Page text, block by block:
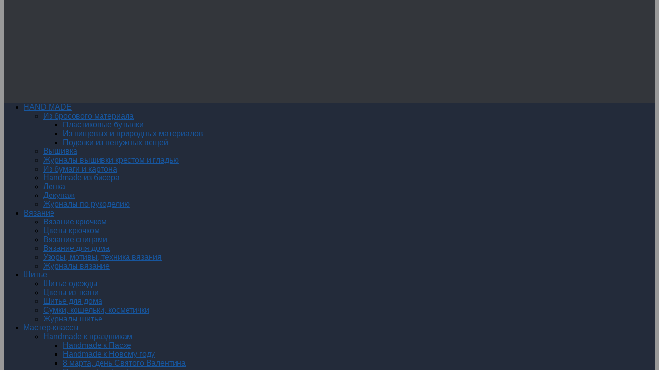
HAND MADE
Из бросового материала
Пластиковые бутылки
Из пищевых и природных материалов
Поделки из ненужных вещей
Вышивка
Журналы вышивки крестом и гладью
Из бумаги и картона
Handmade из бисера
Лепка
Декупаж
Журналы по рукоделию
Вязание
Вязание крючком
Цветы крючком
Вязание спицами
Вязание для дома
Узоры, мотивы, техника вязания
Журналы вязание
Шитье
Шитье одежды
Цветы из ткани
Шитье для дома
Сумки, кошельки, косметички
Журналы шитье
Мастер-классы
Handmade к праздникам
Handmade к Пасхе
Handmade к Новому году
8 марта, день Святого Валентина